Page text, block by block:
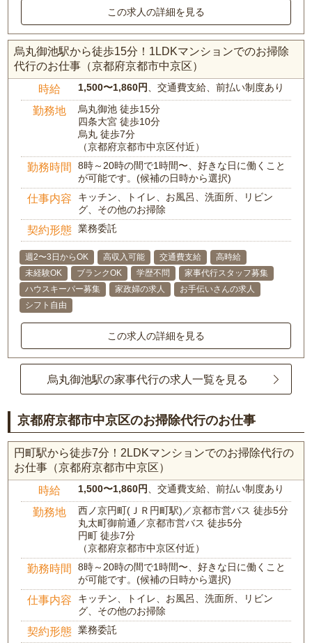
この求人の詳細を見る
烏丸御池駅から徒歩15分！1LDKマンションでのお掃除
代行のお仕事（京都府京都市中京区）
時給 1,500〜1,860円、交通費支給、前払い制度あり
勤務地
烏丸御池 徒歩15分
四条大宮 徒歩10分
烏丸 徒歩7分
（京都府京都市中京区付近）
勤務時間
8時～20時の間で1時間〜、好きな日に働くこと
が可能です。(候補の日時から選択)
仕事内容
キッチン、トイレ、お風呂、洗面所、リビン
グ、その他のお掃除
契約形態 業務委託
週2〜3日からOK 高収入可能 交通費支給
高時給
未経験OK
ブランクOK 学歴不問
家事代行スタッフ募集
ハウスキーパー募集
家政婦の求人
お手伝いさんの求人
シフト自由
この求人の詳細を見る
烏丸御池駅の家事代行の求人一覧を見る
京都府京都市中京区のお掃除代行のお仕事
円町駅から徒歩7分！2LDKマンションでのお掃除代行の
お仕事（京都府京都市中京区）
時給 1,500〜1,860円 、交通費支給、前払い制度あり
勤務地
西ノ京円町(ＪＲ円町駅)／京都市営バス 徒歩5分
丸太町御前通／京都市営バス 徒歩5分
円町 徒歩7分
（京都府京都市中京区付近）
勤務時間
8時～20時の間で1時間〜、好きな日に働くこと
が可能です。(候補の日時から選択)
仕事内容
キッチン、トイレ、お風呂、洗面所、リビン
グ、その他のお掃除
契約形態 業務委託